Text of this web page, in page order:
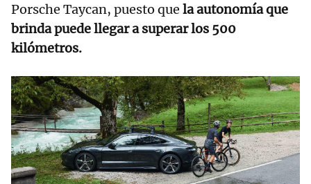
Porsche Taycan, puesto que la autonomía que
brinda puede llegar a superar los 500
kilómetros.